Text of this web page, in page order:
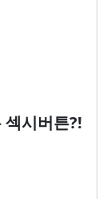
시버튼?!